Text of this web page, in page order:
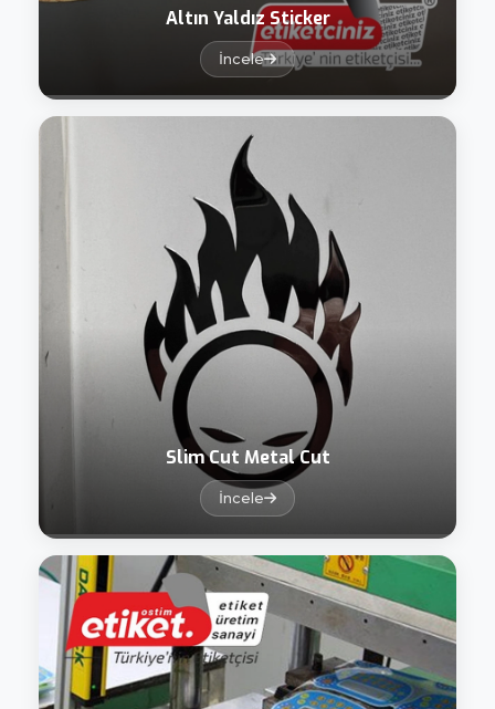
Altın Yaldız Sticker
İncele
Slim Cut Metal Cut
İncele